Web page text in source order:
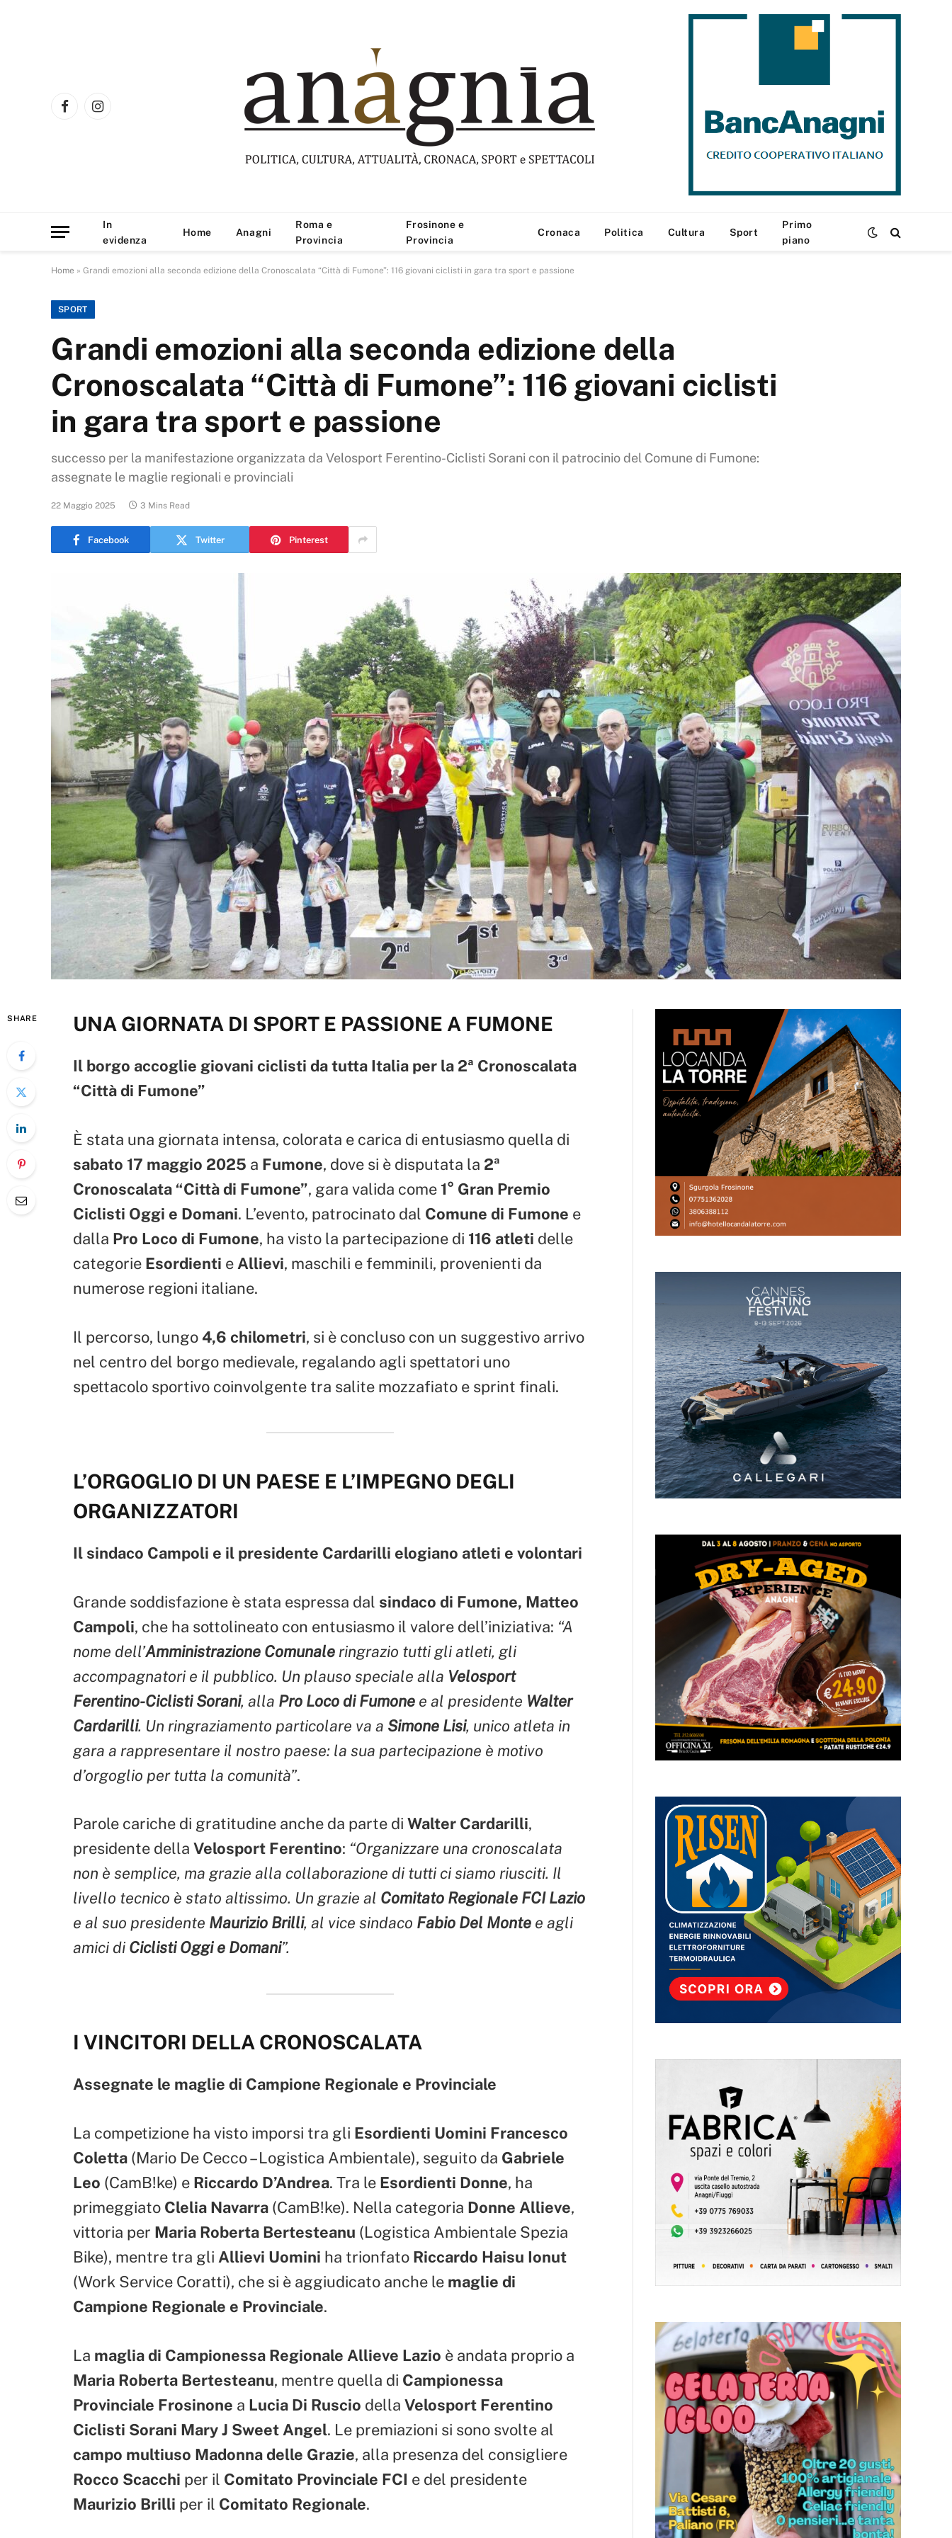
FacebookInstagram
In
evidenza
Home Anagni
Roma e
Provincia
Frosinone e
Provincia
Cronaca Politica Cultura Sport
Primo
piano
Home » Grandi emozioni alla seconda edizione della Cronoscalata “Città di Fumone”: 116 giovani ciclisti in gara tra sport e passione
SPORT
Grandi emozioni alla seconda edizione della
Cronoscalata “Città di Fumone”: 116 giovani ciclisti
in gara tra sport e passione
successo per la manifestazione organizzata da Velosport Ferentino-Ciclisti Sorani con il patrocinio del Comune di Fumone:
assegnate le maglie regionali e provinciali
22 Maggio 2025 3 Mins Read
Facebook Twitter Pinterest
SHARE UNA GIORNATA DI SPORT E PASSIONE A FUMONE
Il borgo accoglie giovani ciclisti da tutta Italia per la 2ª Cronoscalata
“Città di Fumone”
È stata una giornata intensa, colorata e carica di entusiasmo quella di
sabato 17 maggio 2025 a Fumone, dove si è disputata la 2ª
Cronoscalata “Città di Fumone”, gara valida come 1° Gran Premio
Ciclisti Oggi e Domani. L’evento, patrocinato dal Comune di Fumone e
dalla Pro Loco di Fumone, ha visto la partecipazione di 116 atleti delle
categorie Esordienti e Allievi, maschili e femminili, provenienti da
numerose regioni italiane.
Il percorso, lungo 4,6 chilometri, si è concluso con un suggestivo arrivo
nel centro del borgo medievale, regalando agli spettatori uno
spettacolo sportivo coinvolgente tra salite mozzafiato e sprint finali.
L’ORGOGLIO DI UN PAESE E L’IMPEGNO DEGLI
ORGANIZZATORI
Il sindaco Campoli e il presidente Cardarilli elogiano atleti e volontari
Grande soddisfazione è stata espressa dal sindaco di Fumone, Matteo
Campoli, che ha sottolineato con entusiasmo il valore dell’iniziativa: “A
nome dell’Amministrazione Comunale ringrazio tutti gli atleti, gli
accompagnatori e il pubblico. Un plauso speciale alla Velosport
Ferentino-Ciclisti Sorani, alla Pro Loco di Fumone e al presidente Walter
Cardarilli. Un ringraziamento particolare va a Simone Lisi, unico atleta in
gara a rappresentare il nostro paese: la sua partecipazione è motivo
d’orgoglio per tutta la comunità”.
Parole cariche di gratitudine anche da parte di Walter Cardarilli,
presidente della Velosport Ferentino: “Organizzare una cronoscalata
non è semplice, ma grazie alla collaborazione di tutti ci siamo riusciti. Il
livello tecnico è stato altissimo. Un grazie al Comitato Regionale FCI Lazio
e al suo presidente Maurizio Brilli, al vice sindaco Fabio Del Monte e agli
amici di Ciclisti Oggi e Domani”.
I VINCITORI DELLA CRONOSCALATA
Assegnate le maglie di Campione Regionale e Provinciale
La competizione ha visto imporsi tra gli Esordienti Uomini Francesco
Coletta (Mario De Cecco – Logistica Ambientale), seguito da Gabriele
Leo (CamB!ke) e Riccardo D’Andrea. Tra le Esordienti Donne, ha
primeggiato Clelia Navarra (CamB!ke). Nella categoria Donne Allieve,
vittoria per Maria Roberta Bertesteanu (Logistica Ambientale Spezia
Bike), mentre tra gli Allievi Uomini ha trionfato Riccardo Haisu Ionut
(Work Service Coratti), che si è aggiudicato anche le maglie di
Campione Regionale e Provinciale.
La maglia di Campionessa Regionale Allieve Lazio è andata proprio a
Maria Roberta Bertesteanu, mentre quella di Campionessa
Provinciale Frosinone a Lucia Di Ruscio della Velosport Ferentino
Ciclisti Sorani Mary J Sweet Angel. Le premiazioni si sono svolte al
campo multiuso Madonna delle Grazie, alla presenza del consigliere
Rocco Scacchi per il Comitato Provinciale FCI e del presidente
Maurizio Brilli per il Comitato Regionale.